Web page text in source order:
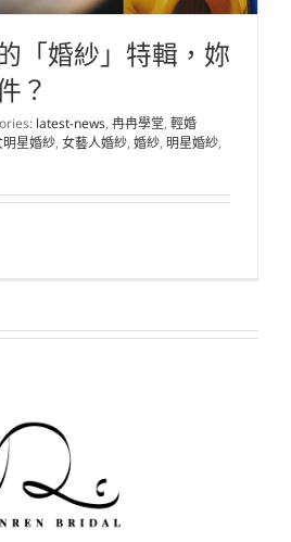
「婚紗」特輯，妳
？
latest-news, 冉冉學堂, 輕婚
明星婚紗, 女藝人婚紗, 婚紗, 明星婚紗,